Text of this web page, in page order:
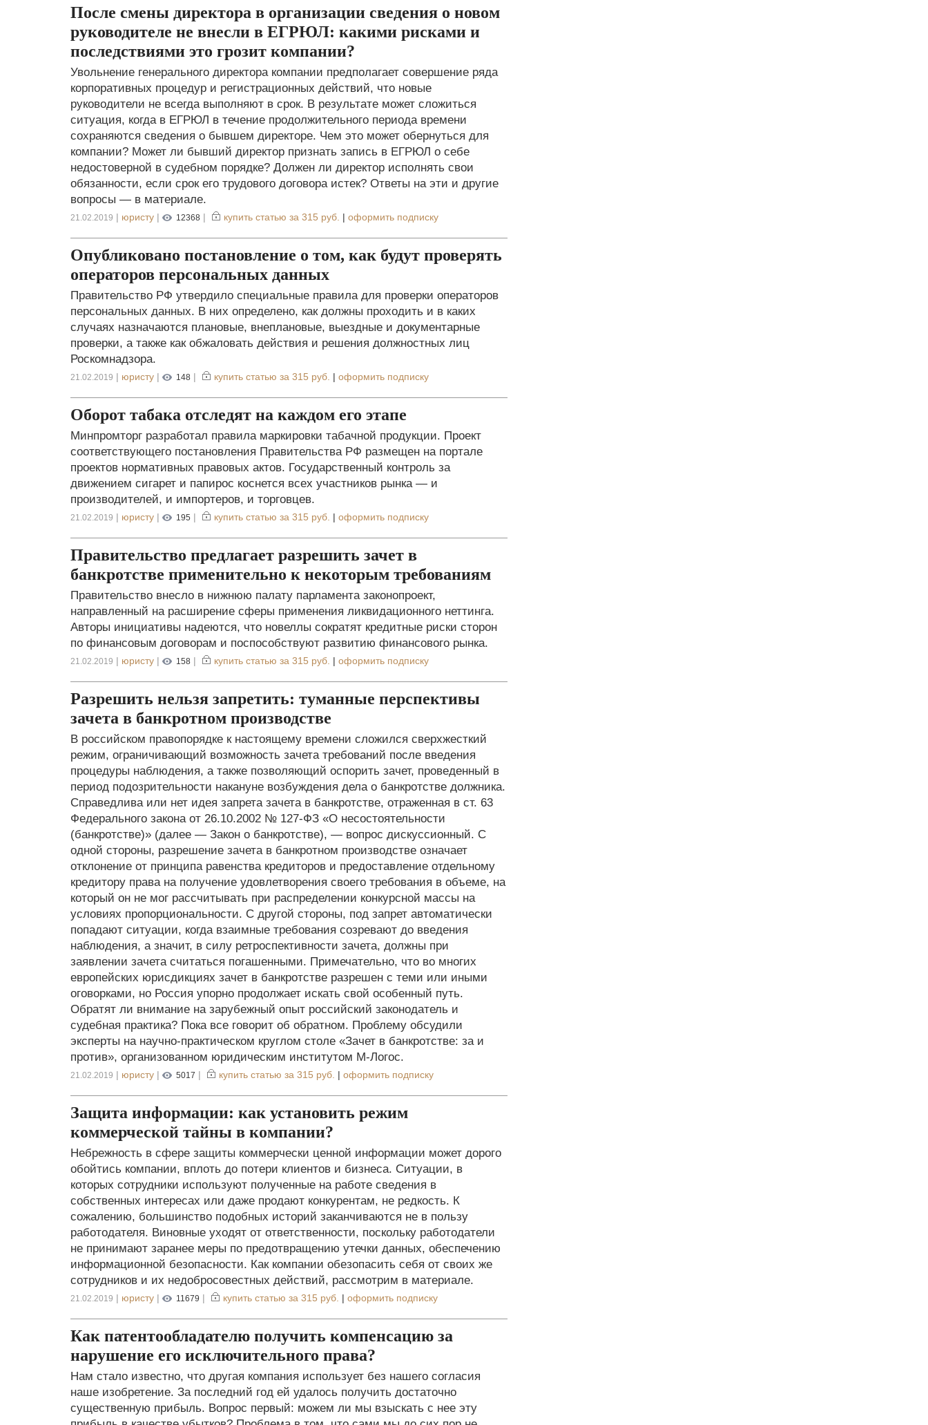
После смены директора в организации сведения о новом
руководителе не внесли в ЕГРЮЛ: какими рисками и
последствиями это грозит компании?
Увольнение генерального директора компании предполагает совершение ряда
корпоративных процедур и регистрационных действий, что новые
руководители не всегда выполняют в срок. В результате может сложиться
ситуация, когда в ЕГРЮЛ в течение продолжительного периода времени
сохраняются сведения о бывшем директоре. Чем это может обернуться для
компании? Может ли бывший директор признать запись в ЕГРЮЛ о себе
недостоверной в судебном порядке? Должен ли директор исполнять свои
обязанности, если срок его трудового договора истек? Ответы на эти и другие
вопросы — в материале.
21.02.2019 | юристу | 12368 | купить статью за 315 руб. | оформить подписку
Опубликовано постановление о том, как будут проверять
операторов персональных данных
Правительство РФ утвердило специальные правила для проверки операторов
персональных данных. В них определено, как должны проходить и в каких
случаях назначаются плановые, внеплановые, выездные и документарные
проверки, а также как обжаловать действия и решения должностных лиц
Роскомнадзора.
21.02.2019 | юристу | 148 | купить статью за 315 руб. | оформить подписку
Оборот табака отследят на каждом его этапе
Минпромторг разработал правила маркировки табачной продукции. Проект
соответствующего постановления Правительства РФ размещен на портале
проектов нормативных правовых актов. Государственный контроль за
движением сигарет и папирос коснется всех участников рынка — и
производителей, и импортеров, и торговцев.
21.02.2019 | юристу | 195 | купить статью за 315 руб. | оформить подписку
Правительство предлагает разрешить зачет в
банкротстве применительно к некоторым требованиям
Правительство внесло в нижнюю палату парламента законопроект,
направленный на расширение сферы применения ликвидационного неттинга.
Авторы инициативы надеются, что новеллы сократят кредитные риски сторон
по финансовым договорам и поспособствуют развитию финансового рынка.
21.02.2019 | юристу | 158 | купить статью за 315 руб. | оформить подписку
Разрешить нельзя запретить: туманные перспективы
зачета в банкротном производстве
В российском правопорядке к настоящему времени сложился сверхжесткий
режим, ограничивающий возможность зачета требований после введения
процедуры наблюдения, а также позволяющий оспорить зачет, проведенный в
период подозрительности накануне возбуждения дела о банкротстве должника.
Справедлива или нет идея запрета зачета в банкротстве, отраженная в ст. 63
Федерального закона от 26.10.2002 № 127-ФЗ «О несостоятельности
(банкротстве)» (далее — Закон о банкротстве), — вопрос дискуссионный. С
одной стороны, разрешение зачета в банкротном производстве означает
отклонение от принципа равенства кредиторов и предоставление отдельному
кредитору права на получение удовлетворения своего требования в объеме, на
который он не мог рассчитывать при распределении конкурсной массы на
условиях пропорциональности. С другой стороны, под запрет автоматически
попадают ситуации, когда взаимные требования созревают до введения
наблюдения, а значит, в силу ретроспективности зачета, должны при
заявлении зачета считаться погашенными. Примечательно, что во многих
европейских юрисдикциях зачет в банкротстве разрешен с теми или иными
оговорками, но Россия упорно продолжает искать свой особенный путь.
Обратят ли внимание на зарубежный опыт российский законодатель и
судебная практика? Пока все говорит об обратном. Проблему обсудили
эксперты на научно-практическом круглом столе «Зачет в банкротстве: за и
против», организованном юридическим институтом М-Логос.
21.02.2019 | юристу | 5017 | купить статью за 315 руб. | оформить подписку
Защита информации: как установить режим
коммерческой тайны в компании?
Небрежность в сфере защиты коммерчески ценной информации может дорого
обойтись компании, вплоть до потери клиентов и бизнеса. Ситуации, в
которых сотрудники используют полученные на работе сведения в
собственных интересах или даже продают конкурентам, не редкость. К
сожалению, большинство подобных историй заканчиваются не в пользу
работодателя. Виновные уходят от ответственности, поскольку работодатели
не принимают заранее меры по предотвращению утечки данных, обеспечению
информационной безопасности. Как компании обезопасить себя от своих же
сотрудников и их недобросовестных действий, рассмотрим в материале.
21.02.2019 | юристу | 11679 | купить статью за 315 руб. | оформить подписку
Как патентообладателю получить компенсацию за
нарушение его исключительного права?
Нам стало известно, что другая компания использует без нашего согласия
наше изобретение. За последний год ей удалось получить достаточно
существенную прибыль. Вопрос первый: можем ли мы взыскать с нее эту